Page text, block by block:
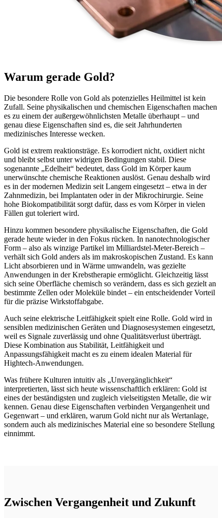
Warum gerade Gold?
Die besondere Rolle von Gold als potenzielles Heilmittel ist kein
Zufall. Seine physikalischen und chemischen Eigenschaften machen
es zu einem der außergewöhnlichsten Metalle überhaupt – und
genau diese Eigenschaften sind es, die seit Jahrhunderten
medizinisches Interesse wecken.
Gold ist extrem reaktionsträge. Es korrodiert nicht, oxidiert nicht
und bleibt selbst unter widrigen Bedingungen stabil. Diese
sogenannte „Edelheit“ bedeutet, dass Gold im Körper kaum
unerwünschte chemische Reaktionen auslöst. Genau deshalb wird
es in der modernen Medizin seit Langem eingesetzt – etwa in der
Zahnmedizin, bei Implantaten oder in der Mikrochirurgie. Seine
hohe Biokompatibilität sorgt dafür, dass es vom Körper in vielen
Fällen gut toleriert wird.
Hinzu kommen besondere physikalische Eigenschaften, die Gold
gerade heute wieder in den Fokus rücken. In nanotechnologischer
Form – also als winzige Partikel im Milliardstel-Meter-Bereich –
verhält sich Gold anders als im makroskopischen Zustand. Es kann
Licht absorbieren und in Wärme umwandeln, was gezielte
Anwendungen in der Krebstherapie ermöglicht. Gleichzeitig lässt
sich seine Oberfläche chemisch so verändern, dass es sich gezielt an
bestimmte Zellen oder Moleküle bindet – ein entscheidender Vorteil
für die präzise Wirkstoffabgabe.
Auch seine elektrische Leitfähigkeit spielt eine Rolle. Gold wird in
sensiblen medizinischen Geräten und Diagnosesystemen eingesetzt,
weil es Signale zuverlässig und ohne Qualitätsverlust überträgt.
Diese Kombination aus Stabilität, Leitfähigkeit und
Anpassungsfähigkeit macht es zu einem idealen Material für
Hightech-Anwendungen.
Was frühere Kulturen intuitiv als „Unvergänglichkeit“
interpretierten, lässt sich heute wissenschaftlich erklären: Gold ist
eines der beständigsten und zugleich vielseitigsten Metalle, die wir
kennen. Genau diese Eigenschaften verbinden Vergangenheit und
Gegenwart – und erklären, warum Gold nicht nur als Wertanlage,
sondern auch als medizinisches Material eine so besondere Stellung
einnimmt.
Zwischen Vergangenheit und Zukunft